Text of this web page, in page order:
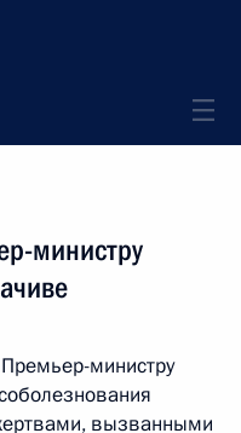
министру
министру
вызванными